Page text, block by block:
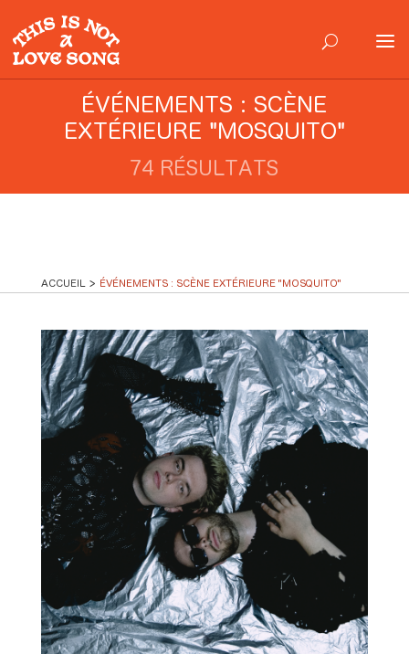
ÉVÉNEMENTS : SCÈNE
EXTÉRIEURE "MOSQUITO"
74 RÉSULTATS
ACCUEIL ÉVÉNEMENTS : SCÈNE EXTÉRIEURE "MOSQUITO"